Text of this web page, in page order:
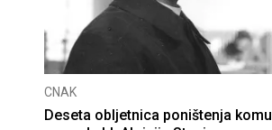
CNAK
Deseta obljetnica poništenja